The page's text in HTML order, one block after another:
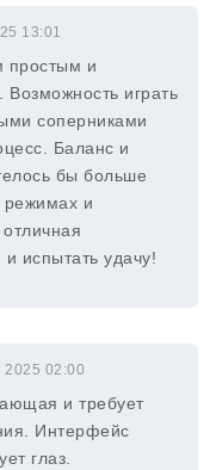
13:01
простым и
играть
соперниками
Баланс и
бы больше
режимах и
и испытать удачу!
2025 02:00
и требует
Интерфейс
глаз.